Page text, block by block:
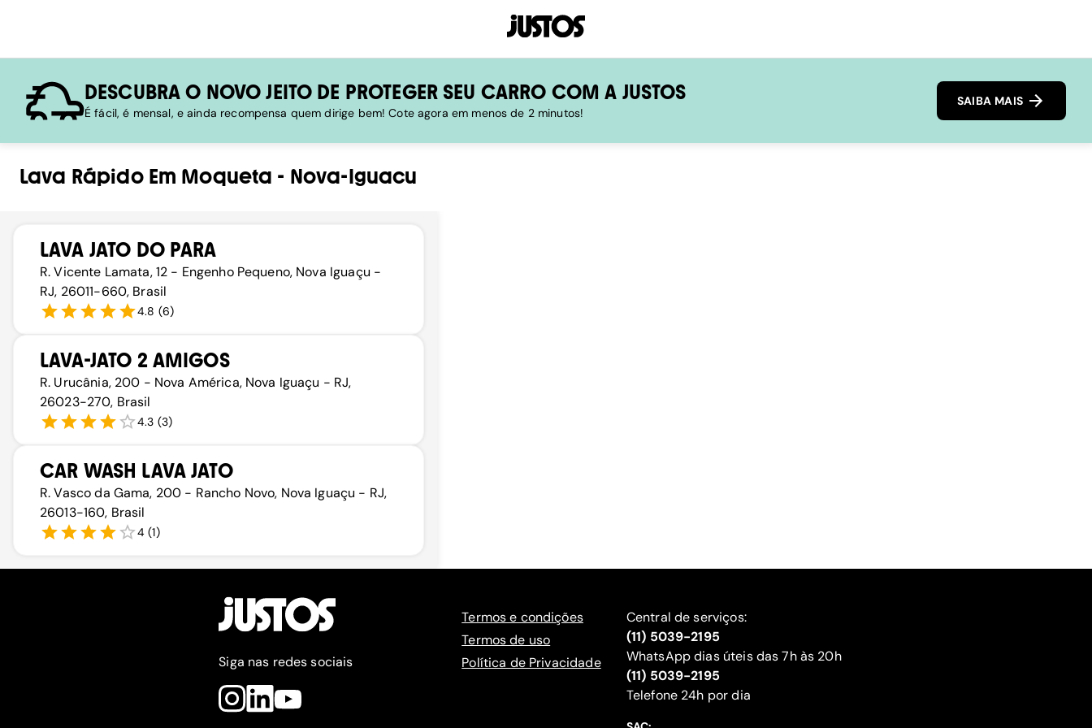
DESCUBRA O NOVO JEITO DE PROTEGER SEU CARRO COM A JUSTOS
É fácil, é mensal, e ainda recompensa quem dirige bem! Cote agora em menos de 2 minutos!
SAIBA MAIS
Lava RápidoEm Moqueta - Nova-Iguacu
LAVA JATO DO PARA
R. Vicente Lamata, 12 - Engenho Pequeno, Nova Iguaçu -
RJ, 26011-660, Brasil
4.8 (6)
LAVA-JATO 2 AMIGOS
R. Urucânia, 200 - Nova América, Nova Iguaçu - RJ,
26023-270, Brasil
4.3 (3)
CAR WASH LAVA JATO
R. Vasco da Gama, 200 - Rancho Novo, Nova Iguaçu - RJ,
26013-160, Brasil
4 (1)
Siga nas redes sociais
Termos e condições
Termos de uso
Política de Privacidade
Central de serviços:
(11) 5039-2195
WhatsApp dias úteis das 7h às 20h
(11) 5039-2195
‍Telefone 24h por dia